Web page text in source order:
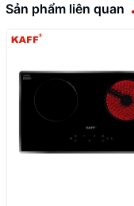
Sản phẩm liên quan